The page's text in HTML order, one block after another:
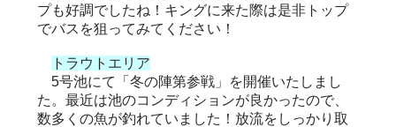
プも好調でしたね！キングに来た際は是非トップ
でバスを狙ってみてください！
トラウトエリア
5号池にて「冬の陣第参戦」を開催いたしまし
た。最近は池のコンディションが良かったので、
数多くの魚が釣れていました！放流をしっかり取